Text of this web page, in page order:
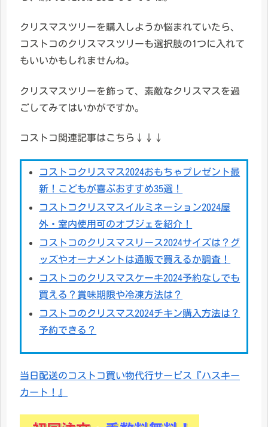
クリスマスツリーを購入しようか悩まれていたら、
コストコのクリスマスツリーも選択肢の1つに入れて
もいいかもしれませんね。
クリスマスツリーを飾って、素敵なクリスマスを過
ごしてみてはいかがですか。
コストコ関連記事はこちら↓↓↓
コストコクリスマス2024おもちゃプレゼント最
新！こどもが喜ぶおすすめ35選！
コストコクリスマスイルミネーション2024屋
外・室内使用可のオブジェを紹介！
コストコのクリスマスリース2024サイズは？グ
ッズやオーナメントは通販で買えるか調査！
コストコのクリスマスケーキ2024予約なしでも
買える？賞味期限や冷凍方法は？
コストコのクリスマス2024チキン購入方法は？
予約できる？
当日配送のコストコ買い物代行サービス『ハスキー
カート！』